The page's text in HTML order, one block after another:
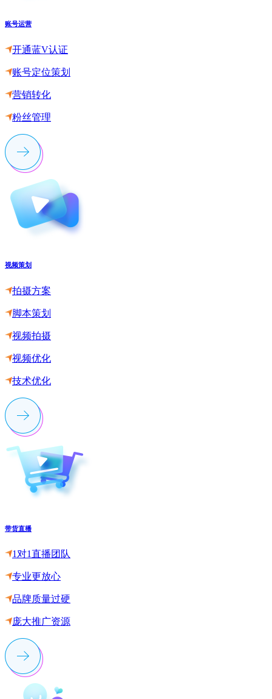
账号运营
开通蓝V认证
账号定位策划
营销转化
粉丝管理
视频策划
拍摄方案
脚本策划
视频拍摄
视频优化
技术优化
带货直播
1对1直播团队
专业更放心
品牌质量过硬
庞大推广资源